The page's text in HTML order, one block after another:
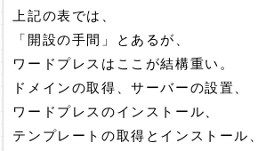
上記の表では、
「開設の手間」とあるが、
ワードプレスはここが結構重い。
ドメインの取得、サーバーの設置、
ワードプレスのインストール、
テンプレートの取得とインストール、